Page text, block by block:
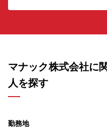
マナック株式会社に
人を探す
勤務地